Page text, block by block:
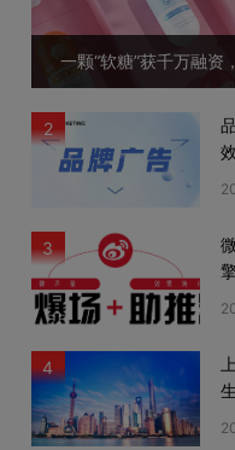
一颗“软糖”获千万融
2
3
4